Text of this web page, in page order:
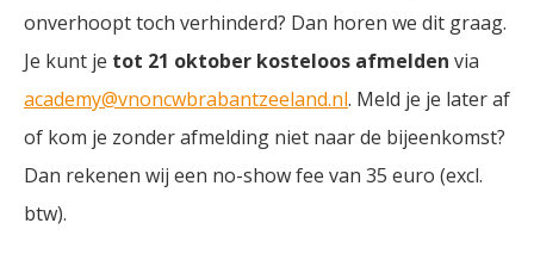
onverhoopt toch verhinderd? Dan horen we dit graag.
Je kunt je tot 21 oktober kosteloos afmelden via
academy@vnoncwbrabantzeeland.nl. Meld je je later af
of kom je zonder afmelding niet naar de bijeenkomst?
Dan rekenen wij een no-show fee van 35 euro (excl.
btw).